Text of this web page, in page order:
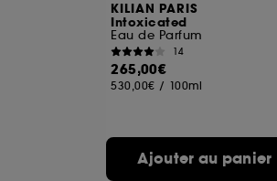
KILIAN PARIS
Intoxicated
Eau de Parfum
14
265,00€
530,00€ / 100ml
Ajouter au panier